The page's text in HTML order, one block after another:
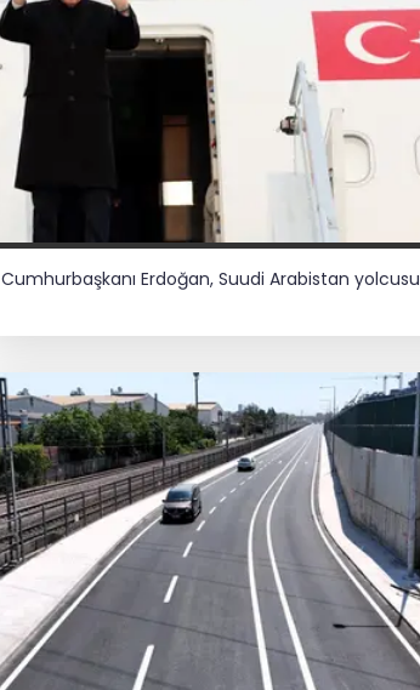
Cumhurbaşkanı Erdoğan, Suudi Arabistan yolcusu